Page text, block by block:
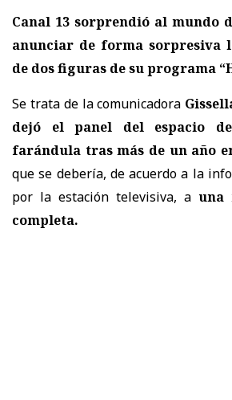
Canal 13 sorprendió al mundo
anunciar de forma sorpresiva
de dos figuras de su programa
Se trata de la comunicadora
dejó el panel del espacio
farándula tras más de un año
que se debería, de acuerdo a la
por la estación televisiva, a una
completa.